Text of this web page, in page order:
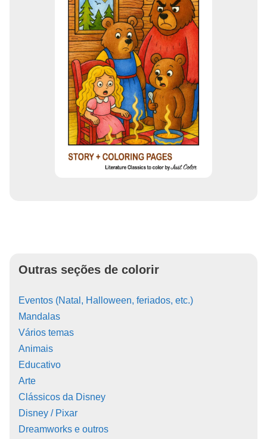
Outras seções de colorir
Eventos (Natal, Halloween, feriados, etc.)
Mandalas
Vários temas
Animais
Educativo
Arte
Clássicos da Disney
Disney / Pixar
Dreamworks e outros